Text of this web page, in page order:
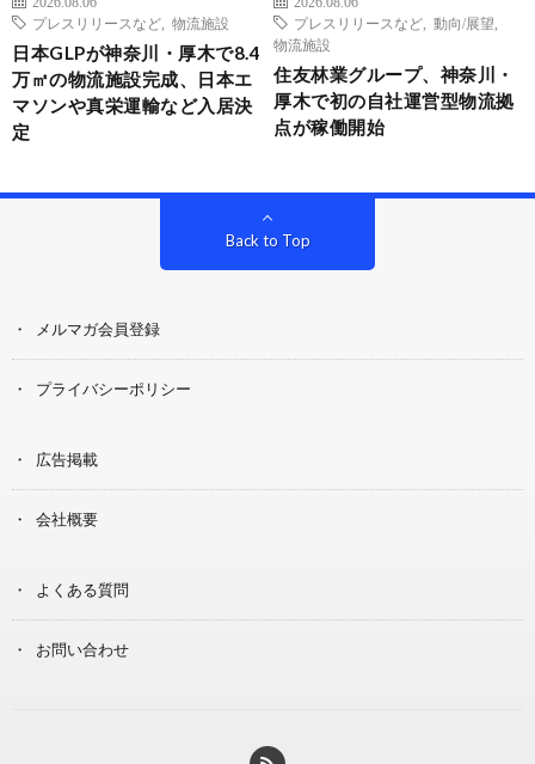
プレスリリースなど
物流施設
日本GLPが神奈川・厚木で8.4
万㎡の物流施設完成、日本エ
マソンや真栄運輸など入居決
定
プレスリリースなど
動向/展望
物流施設
住友林業グループ、神奈川・
厚木で初の自社運営型物流拠
点が稼働開始
Back to Top
メルマガ会員登録
プライバシーポリシー
広告掲載
会社概要
よくある質問
お問い合わせ